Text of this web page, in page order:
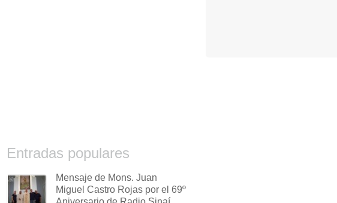
Entradas populares
Mensaje de Mons. Juan
Miguel Castro Rojas por el 69º